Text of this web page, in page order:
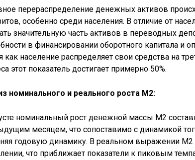
перераспределение денежных активов
особенно среди населения. В отличие от
значительную часть активов в переводных
в финансировании оборотного капитала и
как население распределяет свои средства на
этот показатель достигает примерно 50%.
номинального и реального роста М2:
номинальный рост денежной массы М2
месяцем, что сопоставимо с динамикой
годовую динамику. В реальном выражении М2
что приближает показатели к пиковым